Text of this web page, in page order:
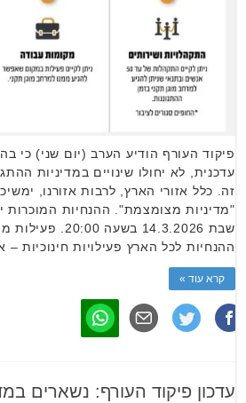
פיקוד העורף הודיע הערב (יום שני) כי
עדכנית, לא יחולו שינויים במדיניות
זה. כלל אזורי הארץ, לרבות אזורנו,
"מדיניות מצומצמת". ההנחיות המוכרות
שבת 14.3.2026 בשעה
ההנחיות לכל הארץ פעילויות חינוכיות –
קרא עוד »
עדכון פיקוד העורף: נשארים